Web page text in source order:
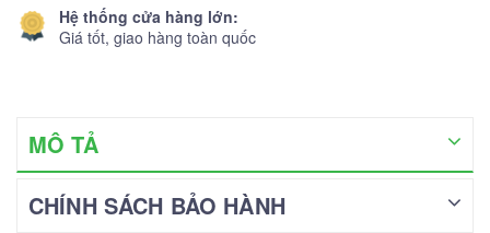
Hệ thống cửa hàng lớn:
Giá tốt, giao hàng toàn quốc
MÔ TẢ
CHÍNH SÁCH BẢO HÀNH